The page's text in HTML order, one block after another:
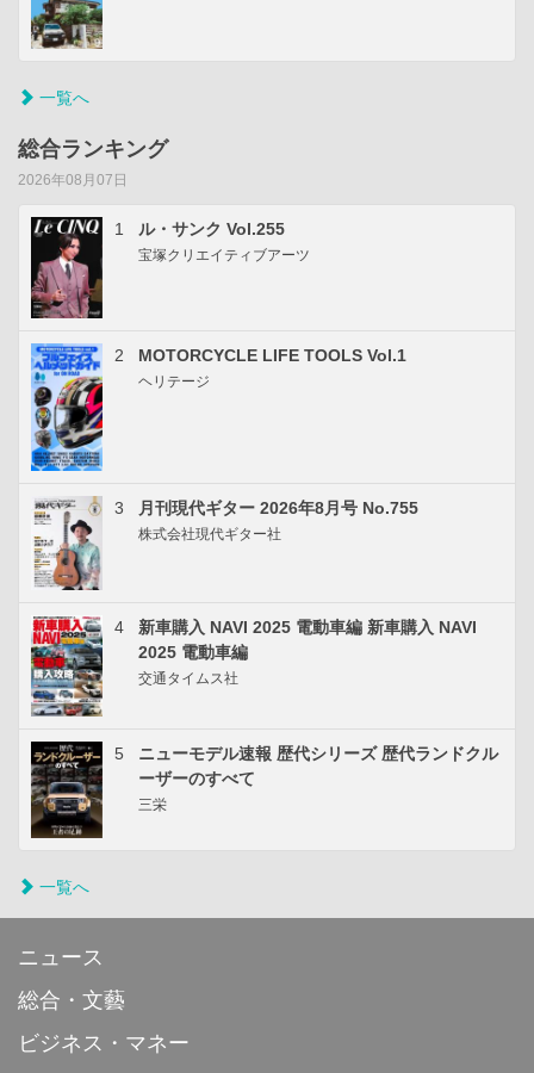
一覧へ
総合ランキング
2026年08月07日
1 ル・サンク Vol.255
宝塚クリエイティブアーツ
2 MOTORCYCLE LIFE TOOLS Vol.1
ヘリテージ
3 月刊現代ギター 2026年8月号 No.755
株式会社現代ギター社
4
新車購入 NAVI 2025 電動車編 新車購入 NAVI
2025 電動車編
交通タイムス社
5
ニューモデル速報 歴代シリーズ 歴代ランドクル
ーザーのすべて
三栄
一覧へ
ニュース
総合・文藝
ビジネス・マネー